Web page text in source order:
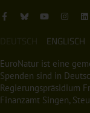
DEUTSCH ENGLISCH
EuroNatur ist eine
Spenden sind in
Regierungspräsidium
Finanzamt Singen,